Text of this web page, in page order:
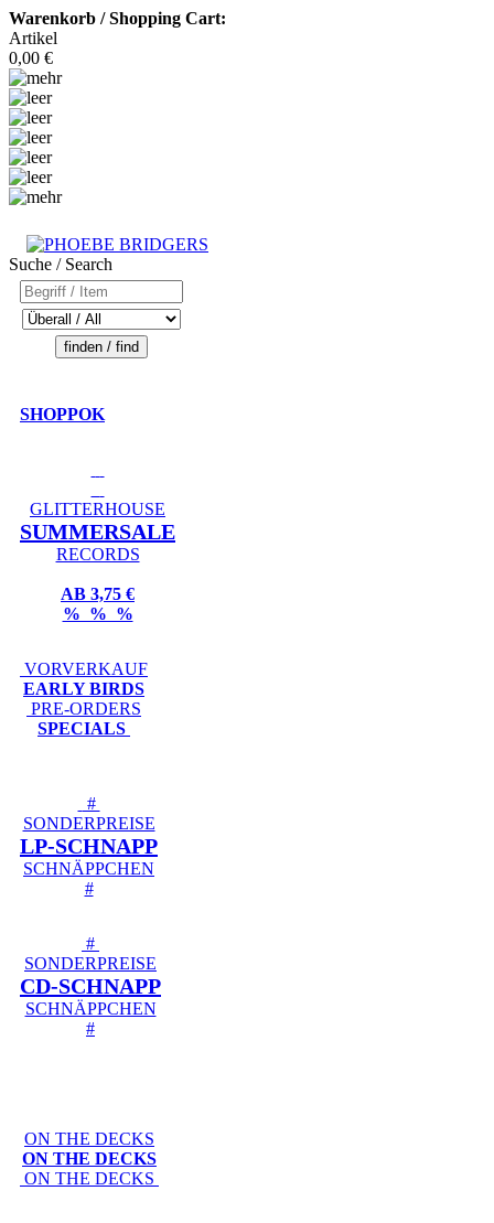
Warenkorb / Shopping Cart:
Artikel
0,00 €
Suche / Search
SHOPPOK
GLITTERHOUSE
SUMMERSALE
RECORDS
AB 3,75 €
% % %
VORVERKAUF
EARLY BIRDS
PRE-ORDERS
SPECIALS
#
SONDERPREISE
LP-SCHNAPP
SCHNÄPPCHEN
#
#
SONDERPREISE
CD-SCHNAPP
SCHNÄPPCHEN
#
ON THE DECKS
ON THE DECKS
ON THE DECKS